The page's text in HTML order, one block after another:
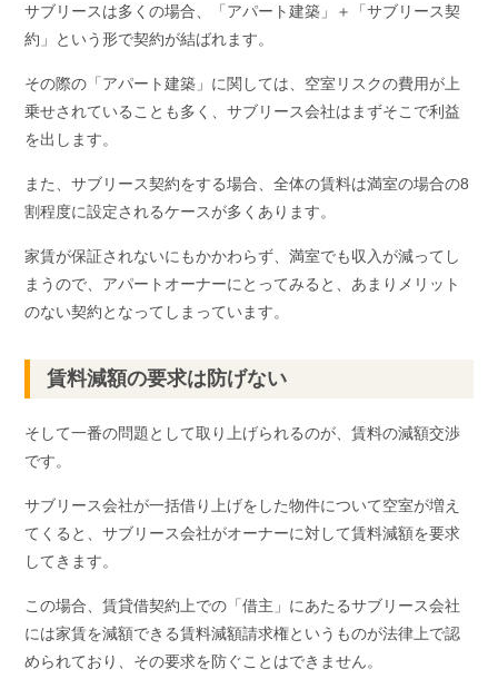
サブリースは多くの場合、「アパート建築」＋「サブリース契
約」という形で契約が結ばれます。
その際の「アパート建築」に関しては、空室リスクの費用が上
乗せされていることも多く、サブリース会社はまずそこで利益
を出します。
また、サブリース契約をする場合、全体の賃料は満室の場合の8
割程度に設定されるケースが多くあります。
家賃が保証されないにもかかわらず、満室でも収入が減ってし
まうので、アパートオーナーにとってみると、あまりメリット
のない契約となってしまっています。
賃料減額の要求は防げない
そして一番の問題として取り上げられるのが、賃料の減額交渉
です。
サブリース会社が一括借り上げをした物件について空室が増え
てくると、サブリース会社がオーナーに対して賃料減額を要求
してきます。
この場合、賃貸借契約上での「借主」にあたるサブリース会社
には家賃を減額できる賃料減額請求権というものが法律上で認
められており、その要求を防ぐことはできません。